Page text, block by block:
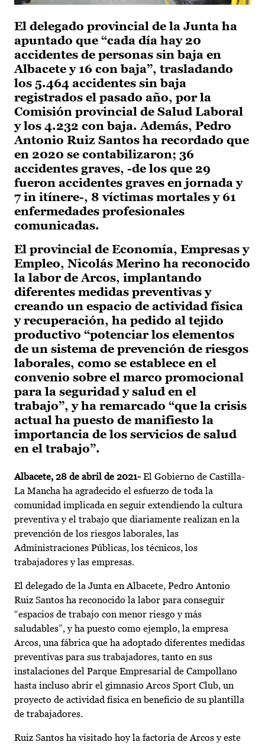
El delegado provincial de la Junta ha
apuntado que “cada día hay 20
accidentes de personas sin baja en
Albacete y 16 con baja”, trasladando
los 5.464 accidentes sin baja
registrados el pasado año, por la
Comisión provincial de Salud Laboral
y los 4.232 con baja. Además, Pedro
Antonio Ruiz Santos ha recordado que
en 2020 se contabilizaron; 36
accidentes graves, -de los que 29
fueron accidentes graves en jornada y
7 in itínere-, 8 víctimas mortales y 61
enfermedades profesionales
comunicadas.
El provincial de Economía, Empresas y
Empleo, Nicolás Merino ha reconocido
la labor de Arcos, implantando
diferentes medidas preventivas y
creando un espacio de actividad física
y recuperación, ha pedido al tejido
productivo “potenciar los elementos
de un sistema de prevención de riesgos
laborales, como se establece en el
convenio sobre el marco promocional
para la seguridad y salud en el
trabajo”, y ha remarcado “que la crisis
actual ha puesto de manifiesto la
importancia de los servicios de salud
en el trabajo”.
Albacete, 28 de abril de 2021- El Gobierno de Castilla-
La Mancha ha agradecido el esfuerzo de toda la
comunidad implicada en seguir extendiendo la cultura
preventiva y el trabajo que diariamente realizan en la
prevención de los riesgos laborales, las
Administraciones Públicas, los técnicos, los
trabajadores y las empresas.
El delegado de la Junta en Albacete, Pedro Antonio
Ruiz Santos ha reconocido la labor para conseguir
“espacios de trabajo con menor riesgo y más
saludables”, y ha puesto como ejemplo, la empresa
Arcos, una fábrica que ha adoptado diferentes medidas
preventivas para sus trabajadores, tanto en sus
instalaciones del Parque Empresarial de Campollano
hasta incluso abrir el gimnasio Arcos Sport Club, un
proyecto de actividad física en beneficio de su plantilla
de trabajadores.
Ruiz Santos ha visitado hoy la factoría de Arcos y este